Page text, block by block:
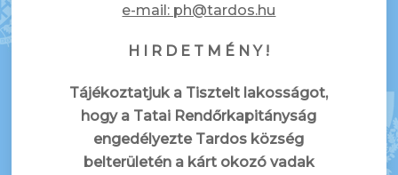
e-mail: ph@tardos.hu
H I R D E T M É N Y !
Tájékoztatjuk a Tisztelt lakosságot,
hogy a Tatai Rendőrkapitányság
engedélyezte Tardos község
belterületén a kárt okozó vadak